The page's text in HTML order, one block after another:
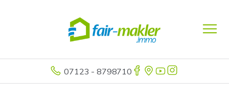
07123 - 8798710